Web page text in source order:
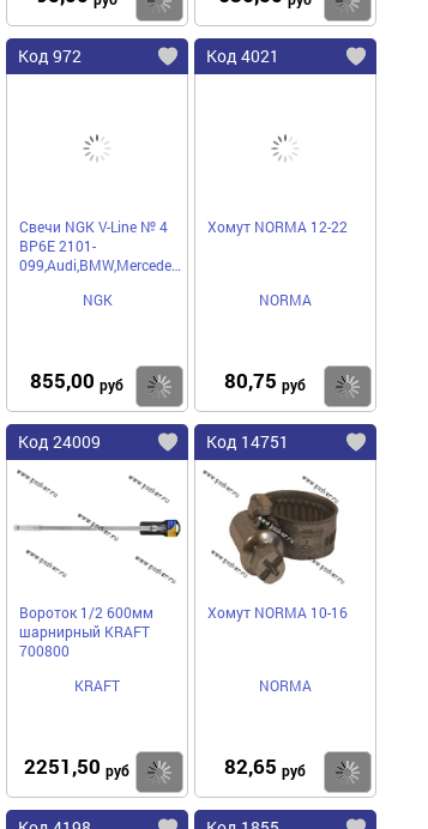
Код 972
Свечи NGK V-Line № 4
BP6E 2101-
099,Audi,BMW,Mercedes,Mitsubishi
NGK
855,00 руб Купить
Код 4021
Хомут NORMA 12-22
NORMA
80,75 руб
Код 24009
Вороток 1/2 600мм
шарнирный KRAFT
700800
KRAFT
2251,50 руб Купить
Код 14751
Хомут NORMA 10-16
NORMA
82,65 руб